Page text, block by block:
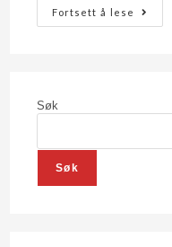
Fortsett å lese
Søk
Søk